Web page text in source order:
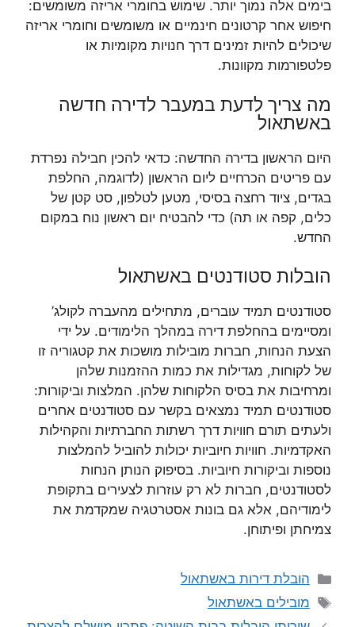
בימים אלה נמוך יותר. שימוש בחומרי אריזה משומשים:
חיפוש אחר קרטונים חינמיים או משומשים וחומרי אריזה
שיכולים להיות זמינים דרך חנויות מקומיות או
פלטפורמות מקוונות.
מה צריך לדעת במעבר לדירה חדשה
באשתאול
היום הראשון בדירה החדשה: כדאי להכין חבילה נפרדת
עם פריטים הכרחיים ליום הראשון (לדוגמה, החלפת
בגדים, ציוד רחצה בסיסי, מטען לטלפון, סט קטן של
כלים, קפה או תה) כדי להבטיח יום ראשון נוח במקום
החדש.
הובלות סטודנטים באשתאול
סטודנטים תמיד עוברים, מתחילים מהעברה לקולג’
ומסיימים בהחלפת דירה במהלך הלימודים. על ידי
הצעת הנחות, חברות מובילות מושכות את קטגוריה זו
של לקוחות, מגדילות את כמות ההזמנות שלהן
ומרחיבות את בסיס הלקוחות שלהן. המלצות וביקורות:
סטודנטים תמיד נמצאים בקשר עם סטודנטים אחרים
ולעתים תורם חוויות דרך רשתות החברתיות והקהילות
האקדמיות. חוויות חיוביות יכולות להוביל להמלצות
נוספות וביקורות חיוביות. בסיפוק הנותן הנחות
לסטודנטים, חברות לא רק עוזרות לצעירים בתקופת
לימודיהם, אלא גם בונות אסטרטגיה שמקדמת את
צמיחתן ופיתוחן.
קטגוריות
הובלת דירות באשתאול
תגיות
מובילים באשתאול